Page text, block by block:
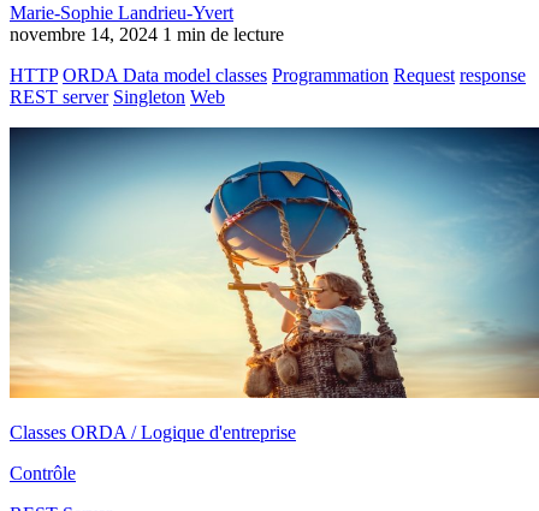
Marie-Sophie Landrieu-Yvert
novembre 14, 2024 1 min de lecture
HTTP ORDA Data model classes Programmation Request response
REST server Singleton Web
Classes ORDA / Logique d'entreprise
Contrôle